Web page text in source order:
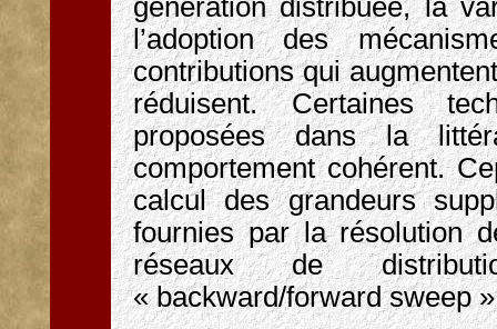
génération distribuée, la
l’adoption des
contributions qui
réduisent. Certaines
proposées dans la
comportement cohérent.
calcul des grandeurs
fournies par la résolution
réseaux de
« backward/forward sweep